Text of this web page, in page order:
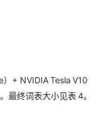
+ NVIDIA Tesla V10
最终词表大小见表 4。